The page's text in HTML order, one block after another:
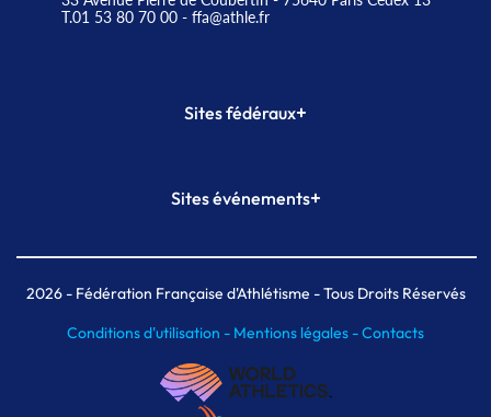
T.01 53 80 70 00- ffa@athle.fr
Sites fédéraux+
Plateforme Formation
Sites événements+
Meeting de Paris indoor
MAIF Ekiden de Paris
2026- Fédération Française d'Athlétisme - Tous Droits Réservés
Conditions d'utilisation - Mentions légales -Contacts